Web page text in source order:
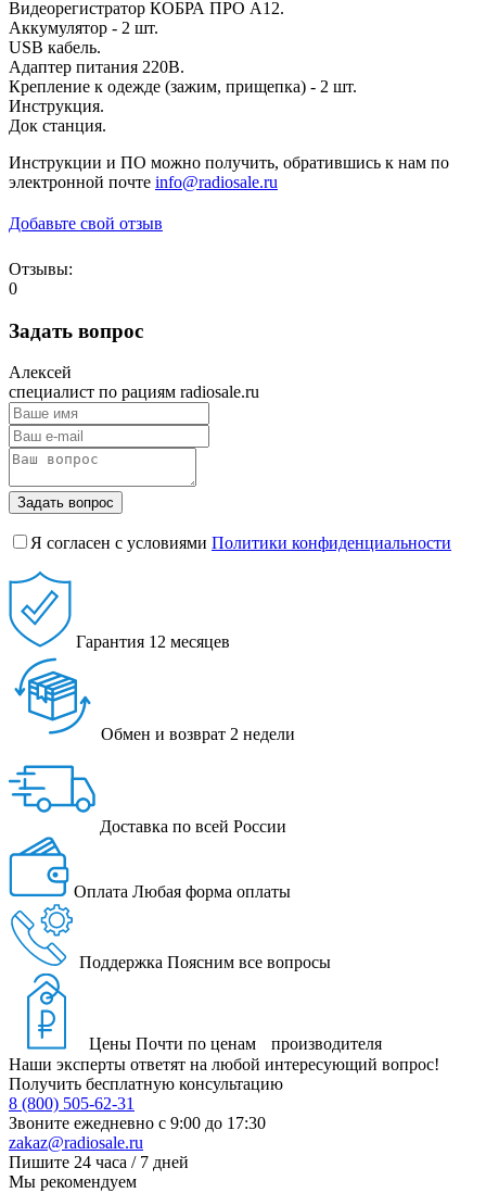
Видеорегистратор КОБРА ПРО А12.
Аккумулятор - 2 шт.
USB кабель.
Адаптер питания 220В.
Крепление к одежде (зажим, прищепка) - 2 шт.
Инструкция.
Док станция.
Инструкции и ПО можно получить, обратившись к нам по
электронной почте info@radiosale.ru
Добавьте свой отзыв
Отзывы:
0
Задать вопрос
Алексей
специалист по рациям radiosale.ru
Задать вопрос
Я согласен с условиями Политики конфиденциальности
Гарантия 12 месяцев
Обмен и возврат 2 недели
Доставка по всей России
Оплата Любая форма оплаты
Поддержка Поясним все вопросы
Цены Почти по ценам производителя
Наши эксперты ответят на любой интересующий вопрос!
Получить бесплатную консультацию
8 (800) 505-62-31
Звоните ежедневно с 9:00 до 17:30
zakaz@radiosale.ru
Пишите 24 часа / 7 дней
Мы рекомендуем